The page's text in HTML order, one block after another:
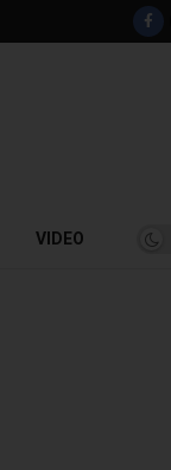
VIDEO